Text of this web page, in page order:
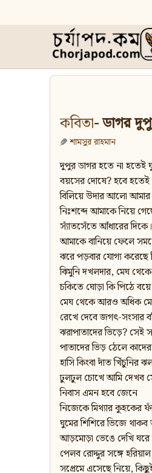
কবিতা- ডাগর
শামসুর রাহমান
দুপুর ডাগর হতে না
বয়সের দোষে? হবে
বিলিয়ে উদার আলো আমার
নিঃশব্দে আমাকে নিয়ে
স্যাঁতসেঁতে আঁধারের
আমাকে বানিয়ে ফেলে
ঝরে পড়বার যোগ্য করেছে
ঝিমুনি দখলদার, মেঘ
চকিতে ঘোড়া কি পিঠে
মেঘ থেকে আরও অধিক
রেখে দেবে জগৎ-সংসার
ঝরাপাতাদের ভিড়ে? সেই
পাতাদের ভিড় ঠেলে
হাসি কিংবা দাঁত খিঁচুনির
ঢুলঢুল চোখে আমি দেখব
নিবাস এমন হবে জেনে
নিজেকে মিথ্যার কুহকের
ঘুমের শিশিরে ভিজে
আড়মোড়া ভেঙে দেখি
পেলব রোদ্দুর সঙ্গে
সপ্রেমে এসেছে নিয়ে,